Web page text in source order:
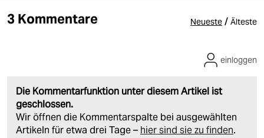
3 Kommentare Neueste / Älteste
Die Kommentarfunktion unter diesem Artikel ist
geschlossen.
Wir öffnen die Kommentarspalte bei ausgewählten
Artikeln für etwa drei Tage – hier sind sie zu finden.
einloggen